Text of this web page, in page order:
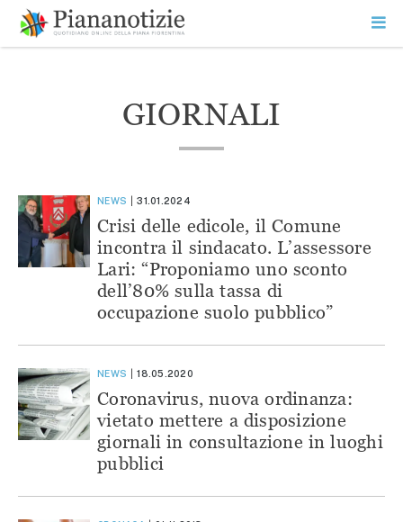
contenuto
SEARCH
GIORNALI
NEWS 31.01.2024
Crisi delle edicole, il Comune
incontra il sindacato. L’assessore
Lari: “Proponiamo uno sconto
dell’80% sulla tassa di
occupazione suolo pubblico”
NEWS 18.05.2020
Coronavirus, nuova ordinanza:
vietato mettere a disposizione
giornali in consultazione in luoghi
pubblici